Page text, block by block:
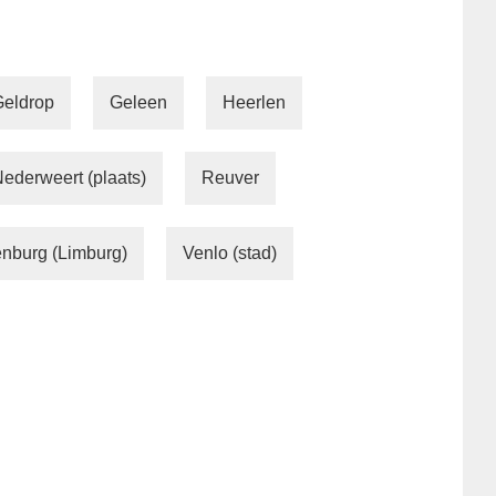
Geleen Heerlen
(plaats) Reuver
(Limburg) Venlo (stad)